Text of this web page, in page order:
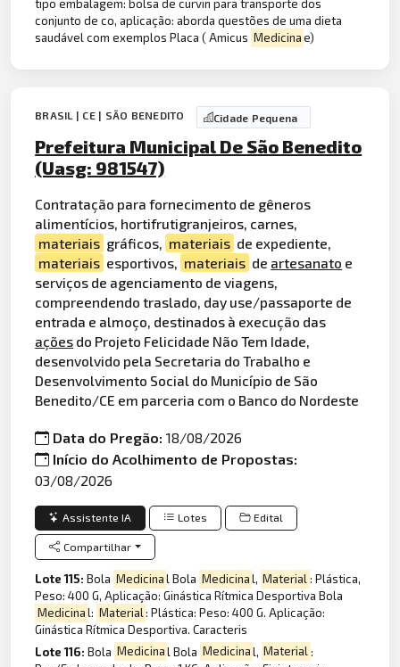
tipo embalagem: bolsa de curvin para transporte dos
conjunto de co, aplicação: aborda questões de uma dieta
saudável com exemplos Placa ( Amicus Medicinae)
BRASIL | CE | SÃO BENEDITO Cidade Pequena
Prefeitura Municipal De São Benedito
(Uasg: 981547)
Contratação para fornecimento de gêneros
alimentícios, hortifrutigranjeiros, carnes,
materiais gráficos, materiais de expediente,
materiais esportivos, materiais de artesanato e
serviços de agenciamento de viagens,
compreendendo traslado, day use/passaporte de
entrada e almoço, destinados à execução das
ações do Projeto Felicidade Não Tem Idade,
desenvolvido pela Secretaria do Trabalho e
Desenvolvimento Social do Município de São
Benedito/CE em parceria com o Banco do Nordeste
Data do Pregão:18/08/2026
Início do Acolhimento de Propostas:
03/08/2026
Assistente IA Lotes Edital
Compartilhar
Lote 115:Bola Medicinal Bola Medicinal, Material : Plástica,
Peso: 400 G, Aplicação: Ginástica Rítmica Desportiva Bola
Medicinal: Material: Plástica: Peso: 400 G. Aplicação:
Ginástica Rítmica Desportiva. Caracteris
Lote 116:Bola Medicinal Bola Medicinal, Material: